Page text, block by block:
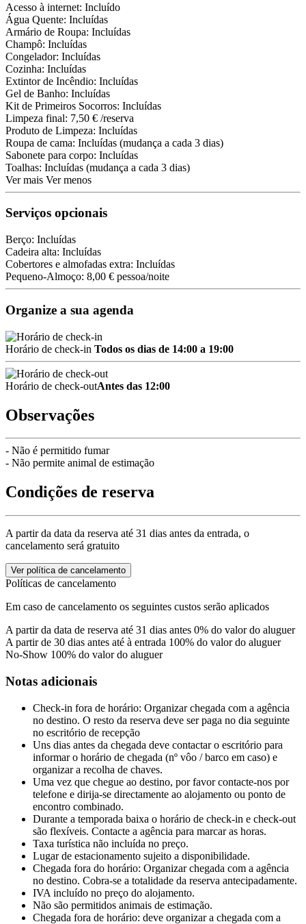
Acesso à internet: Incluído
Água Quente: Incluídas
Armário de Roupa: Incluídas
Champô: Incluídas
Congelador: Incluídas
Cozinha: Incluídas
Extintor de Incêndio: Incluídas
Gel de Banho: Incluídas
Kit de Primeiros Socorros: Incluídas
Limpeza final: 7,50 € /reserva
Produto de Limpeza: Incluídas
Roupa de cama: Incluídas (mudança a cada 3 dias)
Sabonete para corpo: Incluídas
Toalhas: Incluídas (mudança a cada 3 dias)
Ver mais Ver menos
Serviços opcionais
Berço: Incluídas
Cadeira alta: Incluídas
Cobertores e almofadas extra: Incluídas
Pequeno-Almoço: 8,00 € pessoa/noite
Organize a sua agenda
Horário de check-in Todos os dias de 14:00 a 19:00
Horário de check-outAntes das 12:00
Observações
- Não é permitido fumar
- Não permite animal de estimação
Condições de reserva
A partir da data da reserva até 31 dias antes da entrada, o
cancelamento será gratuito
Ver política de cancelamento
Políticas de cancelamento
Em caso de cancelamento os seguintes custos serão aplicados
A partir da data de reserva até 31 dias antes 0% do valor do aluguer
A partir de 30 dias antes até à entrada 100% do valor do aluguer
No-Show 100% do valor do aluguer
Notas adicionais
Check-in fora de horário: Organizar chegada com a agência
no destino. O resto da reserva deve ser paga no dia seguinte
no escritório de recepção
Uns dias antes da chegada deve contactar o escritório para
informar o horário de chegada (nº vôo / barco em caso) e
organizar a recolha de chaves.
Uma vez que chegue ao destino, por favor contacte-nos por
telefone e dirija-se directamente ao alojamento ou ponto de
encontro combinado.
Durante a temporada baixa o horário de check-in e check-out
são flexíveis. Contacte a agência para marcar as horas.
Taxa turística não incluída no preço.
Lugar de estacionamento sujeito a disponibilidade.
Chegada fora do horário: Organizar chegada com a agência
no destino. Cobra-se a totalidade da reserva antecipadamente.
IVA incluído no preço do alojamento.
Não são permitidos animais de estimação.
Chegada fora de horário: deve organizar a chegada com a